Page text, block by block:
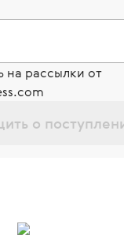
на рассылки от
о